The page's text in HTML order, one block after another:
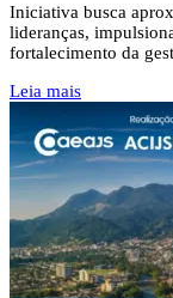
Iniciativa busca
lideranças,
fortalecimento da
Leia mais